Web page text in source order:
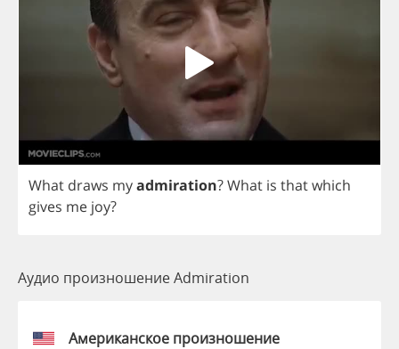
What draws myadmiration?What is thatwhich
gives me joy?
Аудио произношение Admiration
Американское произношение